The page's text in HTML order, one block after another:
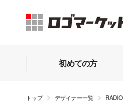
初めての方
トップ デザイナー一覧